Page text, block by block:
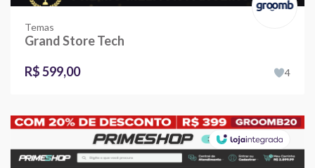
Temas
Grand Store Tech
R$ 599,00
4